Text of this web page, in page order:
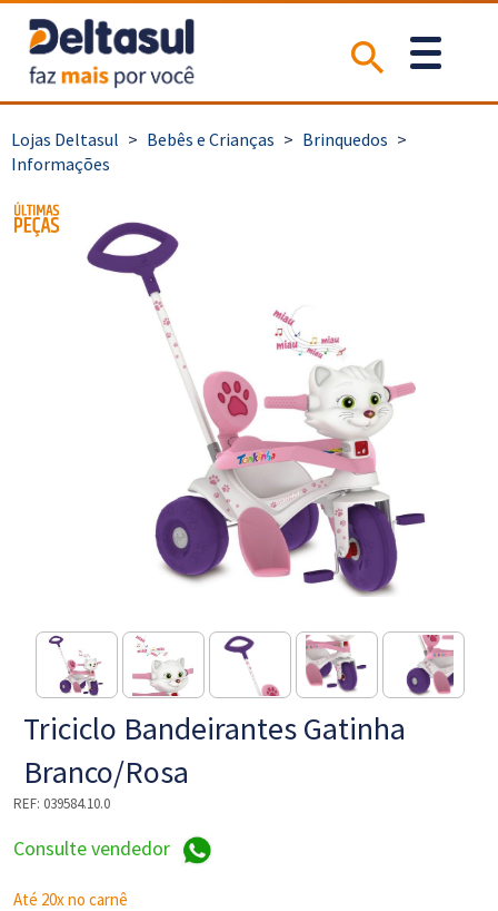
> Bebês e Crianças > Brinquedos >
Informações
Triciclo Bandeirantes Gatinha
Branco/Rosa
REF: 039584.10.0
Consulte vendedor
Até 20x no carnê